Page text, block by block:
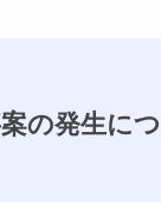
の発生に